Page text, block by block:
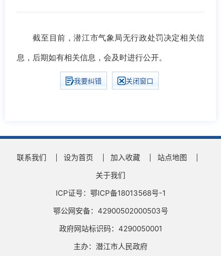
截至目前，潜江市气象局无行政处罚决定相关信
息，后期如有相关信息，会及时进行公开。
我要纠错 关闭窗口
联系我们 设为首页 加入收藏
站点地图
关于我们
ICP证号：鄂ICP备18013568号-1
鄂公网安备：42900502000503号
政府网站标识码：4290050001
主办：潜江市人民政府